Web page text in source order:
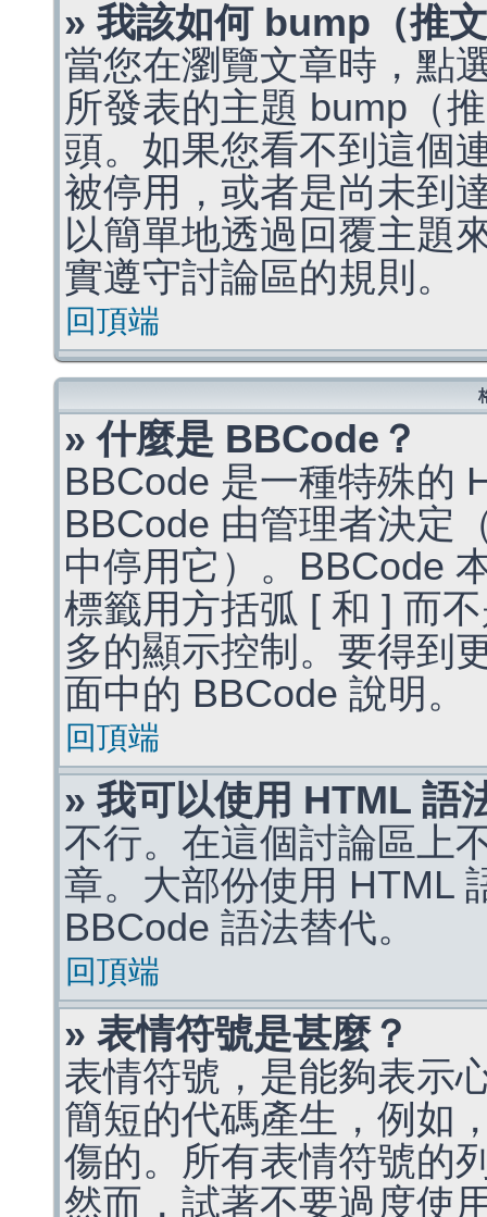
» 我該如何 bump（推
當您在瀏覽文章時，點
所發表的主題 bump（
頭。如果您看不到這個
被停用，或者是尚未到
以簡單地透過回覆主題
實遵守討論區的規則。
回頂端
» 什麼是 BBCode？
BBCode 是一種特殊的
BBCode 由管理者決定
中停用它）。BBCode
標籤用方括弧 [ 和 ] 而
多的顯示控制。要得到
面中的 BBCode 說明。
回頂端
» 我可以使用 HTML 語
不行。在這個討論區上
章。大部份使用 HTML
BBCode 語法替代。
回頂端
» 表情符號是甚麼？
表情符號，是能夠表示
簡短的代碼產生，例如
傷的。所有表情符號的
然而，試著不要過度使